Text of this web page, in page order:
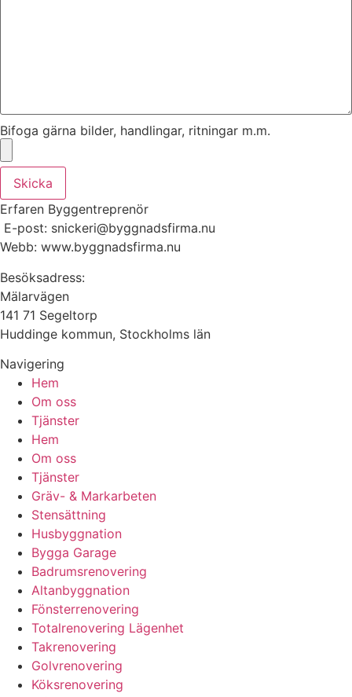
Bifoga gärna bilder, handlingar, ritningar m.m.
Skicka
Erfaren Byggentreprenör
E-post: snickeri@byggnadsfirma.nu
Webb: www.byggnadsfirma.nu
Besöksadress:
Mälarvägen
141 71 Segeltorp
Huddinge kommun, Stockholms län
Navigering
Hem
Om oss
Tjänster
Hem
Om oss
Tjänster
Gräv- & Markarbeten
Stensättning
Husbyggnation
Bygga Garage
Badrumsrenovering
Altanbyggnation
Fönsterrenovering
Totalrenovering Lägenhet
Takrenovering
Golvrenovering
Köksrenovering